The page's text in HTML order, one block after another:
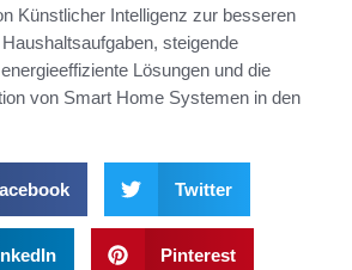
Künstlicher Intelligenz zur besseren
steigende
Lösungen und die
von Smart Home Systemen in den
Twitter
Pinterest